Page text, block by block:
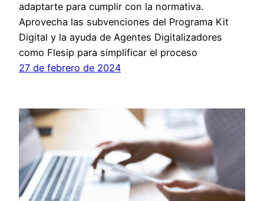
adaptarte para cumplir con la normativa.
Aprovecha las subvenciones del Programa Kit
Digital y la ayuda de Agentes Digitalizadores
como Flesip para simplificar el proceso
27 de febrero de 2024